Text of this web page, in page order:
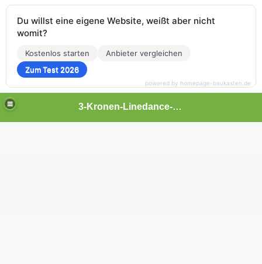
3-Kronen-Linedance-Zittau
Du willst eine eigene Website, weißt aber nicht
womit?
Kostenlos starten
Anbieter vergleichen
Zum Test 2026
powered by homepage-baukasten.de